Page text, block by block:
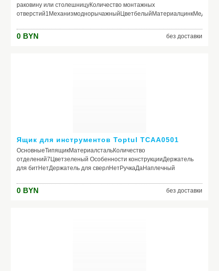
раковину или столешницуКоличество монтажных
водыНетКерамический картриджДа 40 ммПоворотный
изливДаВыдвижной/гибкий изливНетКаскадный
0 BYN без доставки
Ящик для инструментов Toptul TCAA0501
ОсновныеТипящикМатериалстальКоличество
отделений7Цветзеленый Особенности конструкцииДержатель
для битНетДержатель для сверлНетРучкаДаНаплечный
весДлина687 ммШирина459 ммВысота857 мм (1015 мм с
колесиками)
0 BYN без доставки